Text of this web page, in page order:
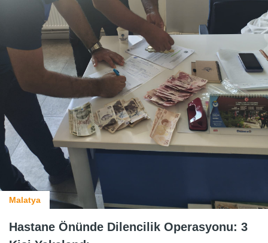
Malatya
Hastane Önünde Dilencilik Operasyonu: 3